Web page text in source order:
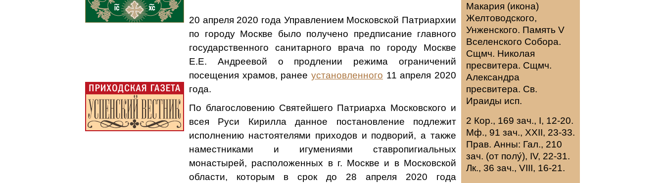
20 апреля 2020 года Управлением Московской Патриархии
по городу Москве было получено предписание главного
государственного санитарного врача по городу Москве
Е.Е. Андреевой о продлении режима ограничений
посещения храмов, ранее установленного 11 апреля 2020
года.
По благословению Святейшего Патриарха Московского и
всея Руси Кирилла данное постановление подлежит
исполнению настоятелями приходов и подворий, а также
наместниками и игумениями ставропигиальных
монастырей, расположенных в г. Москве и в Московской
области, которым в срок до 28 апреля 2020 года
Макария (икона)
Желтоводского,
Унженского. Память V
Вселенского Собора.
Сщмч. Николая
пресвитера. Сщмч.
Александра
пресвитера. Св.
Ираиды исп.
2 Кор., 169 зач., I, 12-20.
Мф., 91 зач., XXII, 23-33.
Прав. Анны: Гал., 210
зач. (от полу́), IV, 22-31.
Лк., 36 зач., VIII, 16-21.